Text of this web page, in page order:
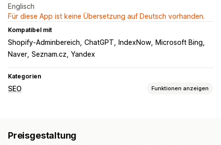
Englisch
Für diese App ist keine Übersetzung auf Deutsch vorhanden.
Kompatibel mit
Shopify-Adminbereich ChatGPT IndexNow
Microsoft Bing
Naver Seznam.cz Yandex
Kategorien
SEO Funktionen anzeigen
JSON-LD Schemas
Preisgestaltung